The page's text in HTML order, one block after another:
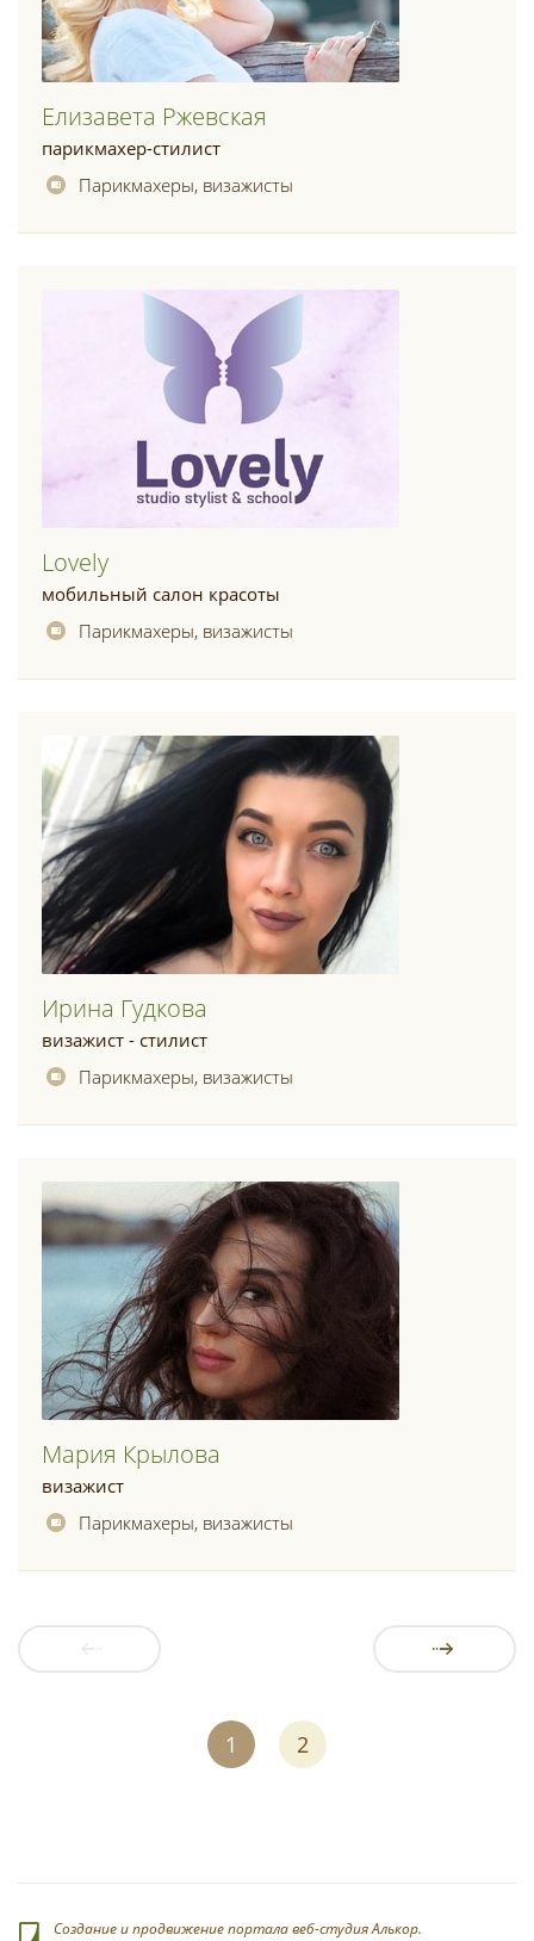
Елизавета Ржевская
парикмахер-стилист
Парикмахеры, визажисты
Lovely
мобильный салон красоты
Парикмахеры, визажисты
Ирина Гудкова
визажист - стилист
Парикмахеры, визажисты
Мария Крылова
визажист
Парикмахеры, визажисты
1 2
Создание и продвижение портала веб-студия Алькор.